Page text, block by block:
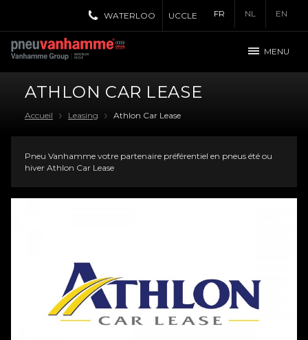
FR NL EN
WATERLOO UCCLE
MENU
ATHLON CAR LEASE
Accueil Leasing Athlon Car Lease
Pneu Vanhamme votre partenaire préférentiel en pneus été ou
hiver Athlon Car Lease